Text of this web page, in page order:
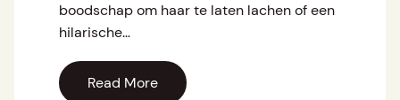
boodschap om haar te laten lachen of een
hilarische…
Read More